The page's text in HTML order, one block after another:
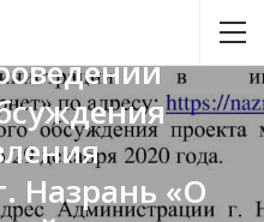
Назрань «О